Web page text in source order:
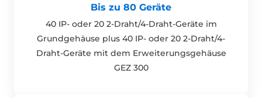
Bis zu 80 Geräte
40 IP- oder 20 2-Draht/4-Draht-Geräte im
Grundgehäuse plus 40 IP- oder 20 2-Draht/4-
Draht-Geräte mit dem Erweiterungsgehäuse
GEZ 300